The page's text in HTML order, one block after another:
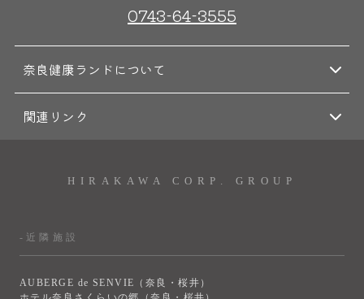
0743-64-3555
奈良健康ランドについて
関連リンク
HIRAKAWA CORP. GROUP
-近隣施設
AUBERGE de SENVIE（奈良・桜井）